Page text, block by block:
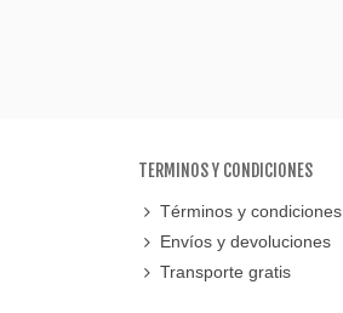
TERMINOS Y CONDICIONES
Términos y condiciones
Envíos y devoluciones
Transporte gratis